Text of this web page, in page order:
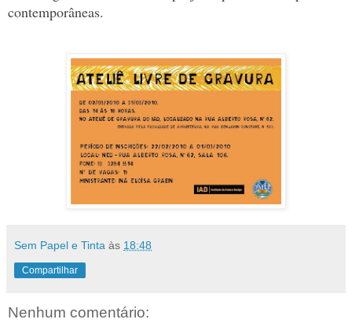
contemporâneas.
Sem Papel e Tinta às 18:48
Compartilhar
Nenhum comentário: